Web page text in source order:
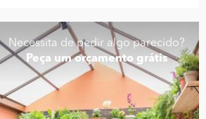
Necessita de pedir algo parecido?
Peça um orçamento grátis